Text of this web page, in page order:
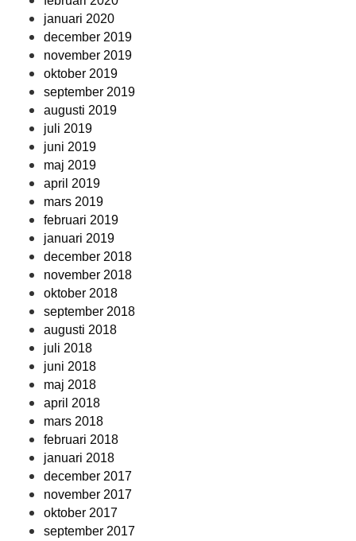
januari 2020
december 2019
november 2019
oktober 2019
september 2019
augusti 2019
juli 2019
juni 2019
maj 2019
april 2019
mars 2019
februari 2019
januari 2019
december 2018
november 2018
oktober 2018
september 2018
augusti 2018
juli 2018
juni 2018
maj 2018
april 2018
mars 2018
februari 2018
januari 2018
december 2017
november 2017
oktober 2017
september 2017